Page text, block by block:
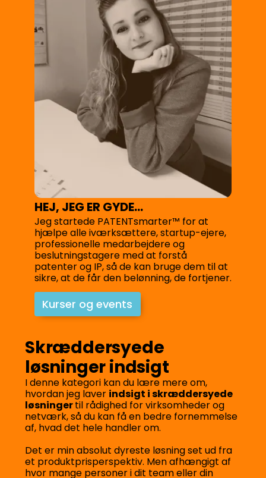
HEJ, JEG ER GYDE...
Jeg startede PATENTsmarter™ for at
hjælpe alle iværksættere, startup-ejere,
professionelle medarbejdere og
beslutningstagere med at forstå
patenter og IP, så de kan bruge dem til at
sikre, at de får den belønning, de fortjener.
Kurser og events
Skræddersyede
løsninger indsigt
I denne kategori kan du lære mere om,
hvordan jeg laver indsigt i skræddersyede
løsningertil rådighed for virksomheder og
netværk, så du kan få en bedre fornemmelse
af, hvad det hele handler om.
Det er min absolut dyreste løsning set ud fra
et produktprisperspektiv. Men afhængigt af
hvor mange personer i dit team eller din